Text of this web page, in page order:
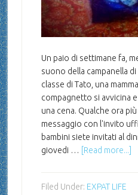
Un paio di settimane fa,
suono della campanella
classe di Tato, una
compagnetto si avvicina
una cena. Qualche ora
messaggio con l'invito
bambini siete invitati al
giovedi …
[Read more...]
Filed Under: EXPAT LIFE